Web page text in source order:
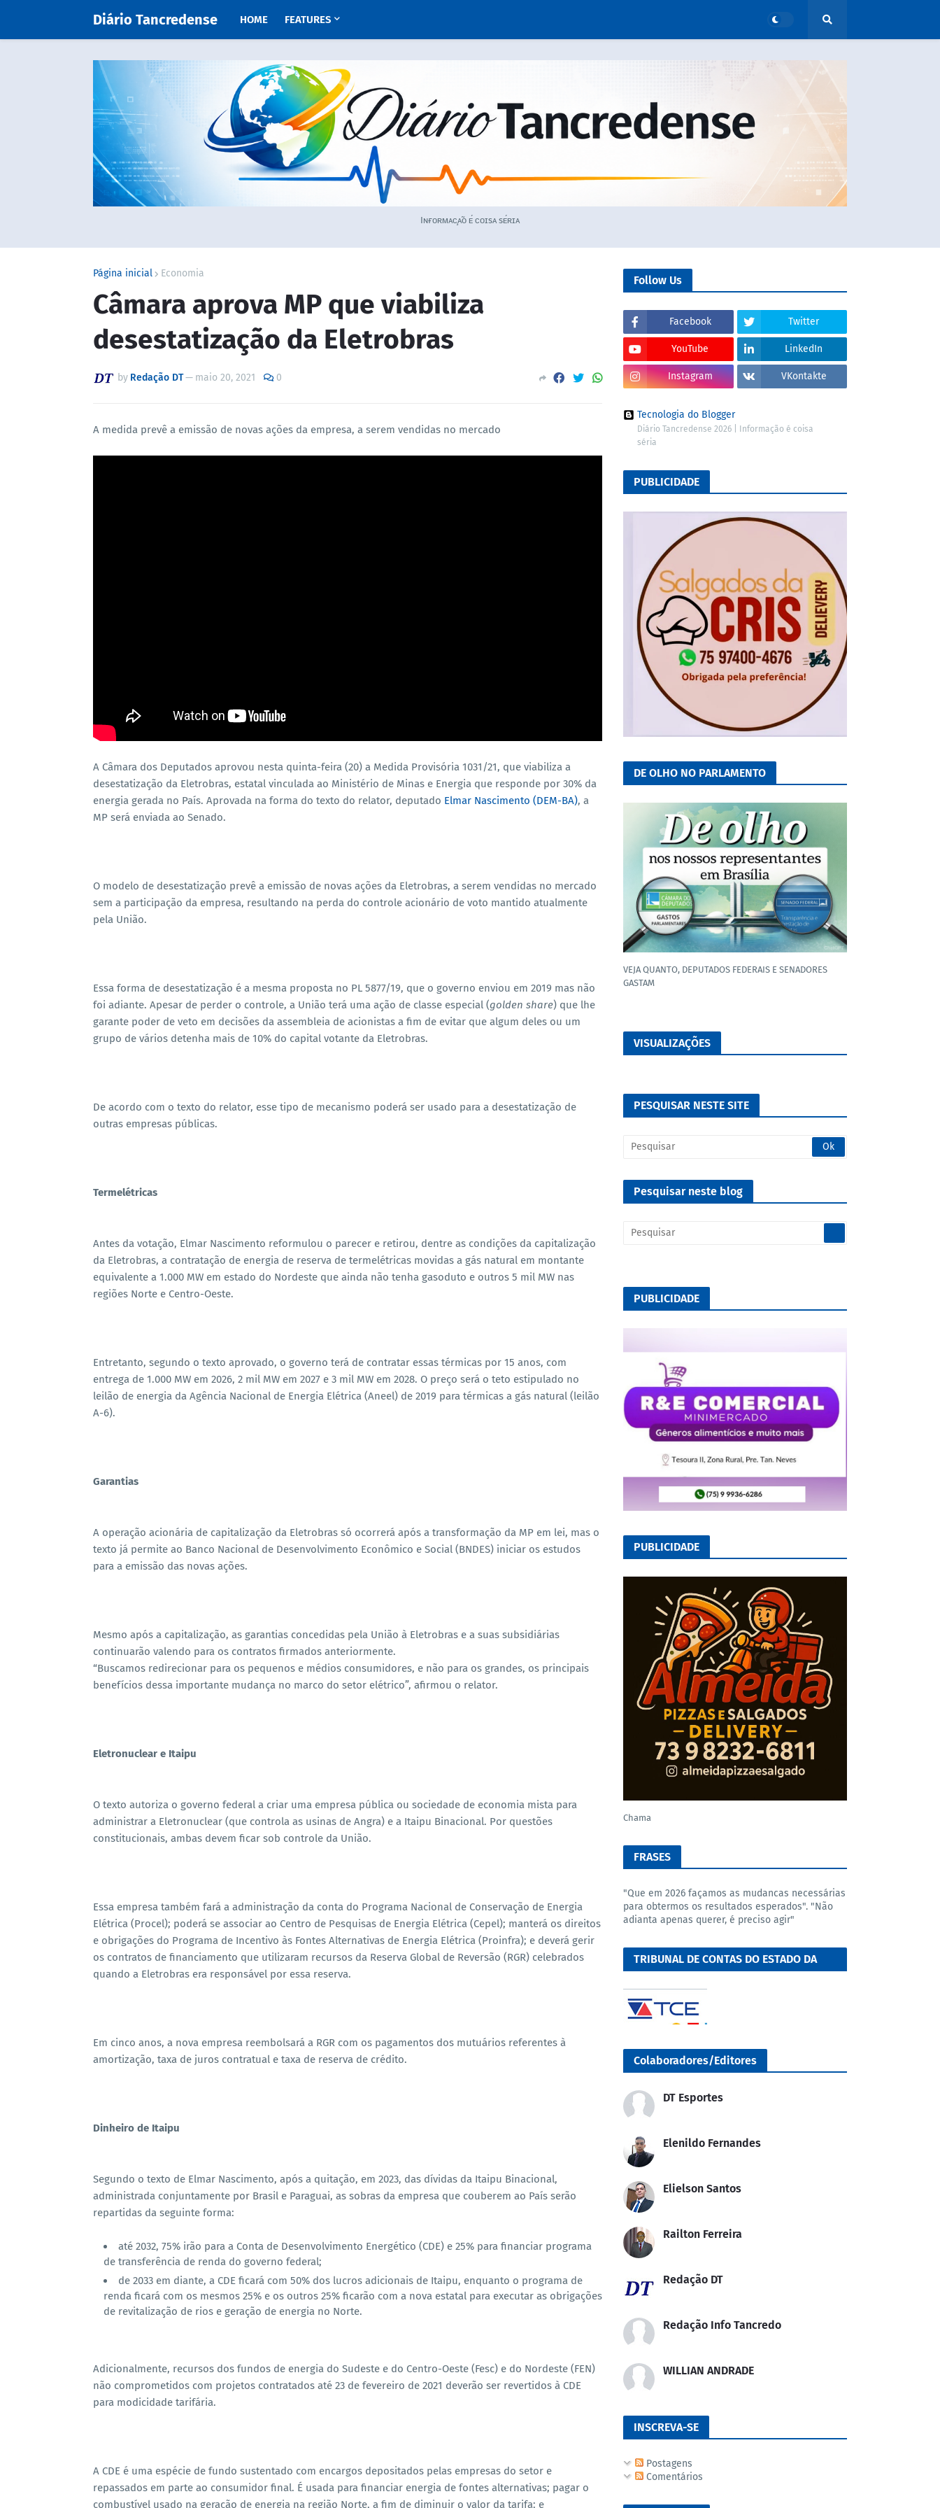
Diário Tancredense HOME FEATURES
Iɴғᴏʀᴍᴀᴄ̧ᴀ̃ᴏ ᴇ́ ᴄᴏɪsᴀ sᴇ́ʀɪᴀ
Página inicial Economia
Câmara aprova MP que viabiliza
desestatização da Eletrobras
by Redação DT— maio 20, 2021 0
A medida prevê a emissão de novas ações da empresa, a serem vendidas no mercado
A Câmara dos Deputados aprovou nesta quinta-feira (20) a Medida Provisória 1031/21, que viabiliza a
desestatização da Eletrobras, estatal vinculada ao Ministério de Minas e Energia que responde por 30% da
energia gerada no País. Aprovada na forma do texto do relator, deputado Elmar Nascimento (DEM-BA), a
MP será enviada ao Senado.
O modelo de desestatização prevê a emissão de novas ações da Eletrobras, a serem vendidas no mercado
sem a participação da empresa, resultando na perda do controle acionário de voto mantido atualmente
pela União.
Essa forma de desestatização é a mesma proposta no PL 5877/19, que o governo enviou em 2019 mas não
foi adiante. Apesar de perder o controle, a União terá uma ação de classe especial (golden share) que lhe
garante poder de veto em decisões da assembleia de acionistas a fim de evitar que algum deles ou um
grupo de vários detenha mais de 10% do capital votante da Eletrobras.
De acordo com o texto do relator, esse tipo de mecanismo poderá ser usado para a desestatização de
outras empresas públicas.
Termelétricas
Antes da votação, Elmar Nascimento reformulou o parecer e retirou, dentre as condições da capitalização
da Eletrobras, a contratação de energia de reserva de termelétricas movidas a gás natural em montante
equivalente a 1.000 MW em estado do Nordeste que ainda não tenha gasoduto e outros 5 mil MW nas
regiões Norte e Centro-Oeste.
Entretanto, segundo o texto aprovado, o governo terá de contratar essas térmicas por 15 anos, com
entrega de 1.000 MW em 2026, 2 mil MW em 2027 e 3 mil MW em 2028. O preço será o teto estipulado no
leilão de energia da Agência Nacional de Energia Elétrica (Aneel) de 2019 para térmicas a gás natural (leilão
A-6).
Garantias
A operação acionária de capitalização da Eletrobras só ocorrerá após a transformação da MP em lei, mas o
texto já permite ao Banco Nacional de Desenvolvimento Econômico e Social (BNDES) iniciar os estudos
para a emissão das novas ações.
Mesmo após a capitalização, as garantias concedidas pela União à Eletrobras e a suas subsidiárias
continuarão valendo para os contratos firmados anteriormente.
“Buscamos redirecionar para os pequenos e médios consumidores, e não para os grandes, os principais
benefícios dessa importante mudança no marco do setor elétrico”, afirmou o relator.
Eletronuclear e Itaipu
O texto autoriza o governo federal a criar uma empresa pública ou sociedade de economia mista para
administrar a Eletronuclear (que controla as usinas de Angra) e a Itaipu Binacional. Por questões
constitucionais, ambas devem ficar sob controle da União.
Essa empresa também fará a administração da conta do Programa Nacional de Conservação de Energia
Elétrica (Procel); poderá se associar ao Centro de Pesquisas de Energia Elétrica (Cepel); manterá os direitos
e obrigações do Programa de Incentivo às Fontes Alternativas de Energia Elétrica (Proinfra); e deverá gerir
os contratos de financiamento que utilizaram recursos da Reserva Global de Reversão (RGR) celebrados
quando a Eletrobras era responsável por essa reserva.
Em cinco anos, a nova empresa reembolsará a RGR com os pagamentos dos mutuários referentes à
amortização, taxa de juros contratual e taxa de reserva de crédito.
Dinheiro de Itaipu
Segundo o texto de Elmar Nascimento, após a quitação, em 2023, das dívidas da Itaipu Binacional,
administrada conjuntamente por Brasil e Paraguai, as sobras da empresa que couberem ao País serão
repartidas da seguinte forma:
até 2032, 75% irão para a Conta de Desenvolvimento Energético (CDE) e 25% para financiar programa
de transferência de renda do governo federal;
de 2033 em diante, a CDE ficará com 50% dos lucros adicionais de Itaipu, enquanto o programa de
renda ficará com os mesmos 25% e os outros 25% ficarão com a nova estatal para executar as obrigações
de revitalização de rios e geração de energia no Norte.
Adicionalmente, recursos dos fundos de energia do Sudeste e do Centro-Oeste (Fesc) e do Nordeste (FEN)
não comprometidos com projetos contratados até 23 de fevereiro de 2021 deverão ser revertidos à CDE
para modicidade tarifária.
A CDE é uma espécie de fundo sustentado com encargos depositados pelas empresas do setor e
repassados em parte ao consumidor final. É usada para financiar energia de fontes alternativas; pagar o
combustível usado na geração de energia na região Norte, a fim de diminuir o valor da tarifa; e
Follow Us
Facebook Twitter
YouTube LinkedIn
Instagram VKontakte
Tecnologia do Blogger
Diário Tancredense 2026 | Informação é coisa
séria
PUBLICIDADE
DE OLHO NO PARLAMENTO
VEJA QUANTO, DEPUTADOS FEDERAIS E SENADORES
GASTAM
VISUALIZAÇÕES
PESQUISAR NESTE SITE
Pesquisar neste blog
PUBLICIDADE
PUBLICIDADE
Chama
FRASES
"Que em 2026 façamos as mudancas necessárias
para obtermos os resultados esperados". "Não
adianta apenas querer, é preciso agir"
TRIBUNAL DE CONTAS DO ESTADO DA
Colaboradores/Editores
DT Esportes
Elenildo Fernandes
Elielson Santos
Railton Ferreira
Redação DT
Redação Info Tancredo
WILLIAN ANDRADE
INSCREVA-SE
Postagens
Comentários